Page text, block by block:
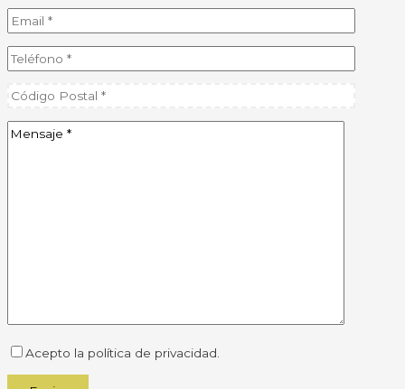
Acepto la política de privacidad.